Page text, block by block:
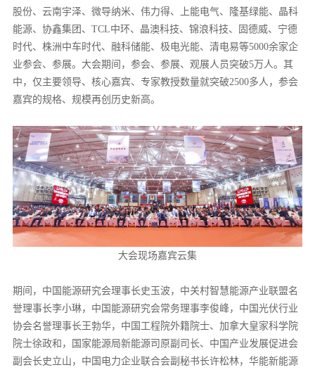
股份、云南宇泽、微导纳米、伟力得、上能电气、隆基绿能、晶科
能源、协鑫集团、TCL中环、晶澳科技、锦浪科技、固德威、宁德
时代、株洲中车时代、融科储能、极电光能、清电易等5000余家企
业参会、参展。大会期间，参会、参展、观展人员突破5万人。其
中，仅主要领导、核心嘉宾、专家教授数量就突破2500多人，参会
嘉宾的规格、规模再创历史新高。
大会现场嘉宾云集
期间，中国能源研究会理事长史玉波，中关村智慧能源产业联盟名
誉理事长李小琳，中国能源研究会常务理事李俊峰，中国光伏行业
协会名誉理事长王勃华，中国工程院外籍院士、加拿大皇家科学院
院士徐政和，国家能源局新能源司原副司长、中国产业发展促进会
副会长史立山，中国电力企业联合会副秘书长许松林，华能新能源